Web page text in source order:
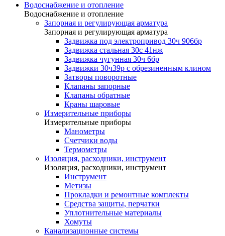
Водоснабжение и отопление
Водоснабжение и отопление
Запорная и регулирующая арматура
Запорная и регулирующая арматура
Задвижка под электропривод 30ч 906бр
Задвижка стальная 30с 41нж
Задвижка чугунная 30ч 6бр
Задвижки 30ч39р с обрезиненным клином
Затворы поворотные
Клапаны запорные
Клапаны обратные
Краны шаровые
Измерительные приборы
Измерительные приборы
Манометры
Счетчики воды
Термометры
Изоляция, расходники, инструмент
Изоляция, расходники, инструмент
Инструмент
Метизы
Прокладки и ремонтные комплекты
Средства защиты, перчатки
Уплотнительные материалы
Хомуты
Канализационные системы